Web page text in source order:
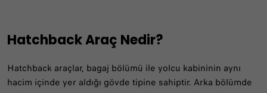
Hatchback Araç Nedir?
Hatchback araçlar, bagaj bölümü ile yolcu kabininin aynı
hacim içinde yer aldığı gövde tipine sahiptir. Arka bölümde